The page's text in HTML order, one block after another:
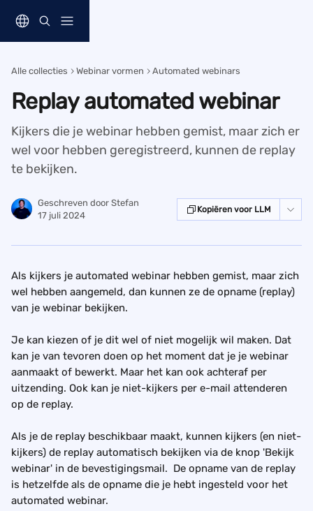
Alle collecties Webinar vormen Automated webinars
Replay automated webinar
Kijkers die je webinar hebben gemist, maar zich er
wel voor hebben geregistreerd, kunnen de replay
te bekijken.
Geschreven door Stefan
17 juli 2024
Kopiëren voor LLM
Als kijkers je automated webinar hebben gemist, maar zich
wel hebben aangemeld, dan kunnen ze de opname (replay)
van je webinar bekijken.
Je kan kiezen of je dit wel of niet mogelijk wil maken. Dat
kan je van tevoren doen op het moment dat je je webinar
aanmaakt of bewerkt. Maar het kan ook achteraf per
uitzending. Ook kan je niet-kijkers per e-mail attenderen
op de replay.
Als je de replay beschikbaar maakt, kunnen kijkers (en niet-
kijkers) de replay automatisch bekijken via de knop 'Bekijk
webinar' in de bevestigingsmail.  De opname van de replay
is hetzelfde als de opname die je hebt ingesteld voor het
automated webinar.